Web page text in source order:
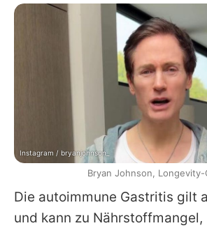
Die autoimmune Gastritis gilt
und kann zu
Instagram / bryanjohnson_
Bryan Johnson, Longevity-